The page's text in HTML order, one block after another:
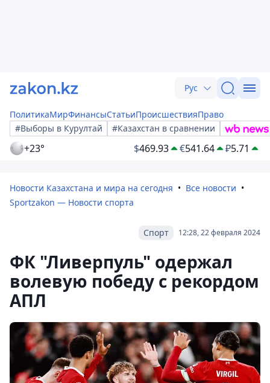
Рус
ПолитикаМирФинансыСтатьиПроисшествияПраво
#Выборы в Курултай
#Казахстан в сравнении
+23° $469.93 €541.64 ₽5.71
Новости Казахстана и мира на сегодня
Все новости
Sportzakon — Новости спорта
12:28, 22 февраля 2024
Спорт
ФК "Ливерпуль" одержал
волевую победу с рекордом
АПЛ